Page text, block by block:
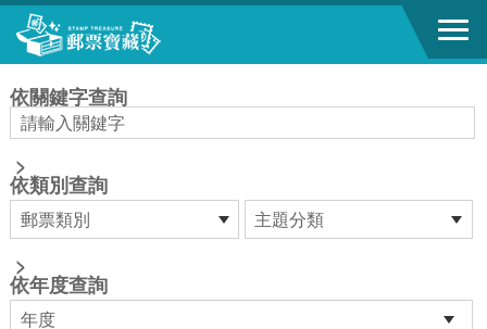
跳到主要內容區塊
依關鍵字查詢
>
依類別查詢
>
依年度查詢